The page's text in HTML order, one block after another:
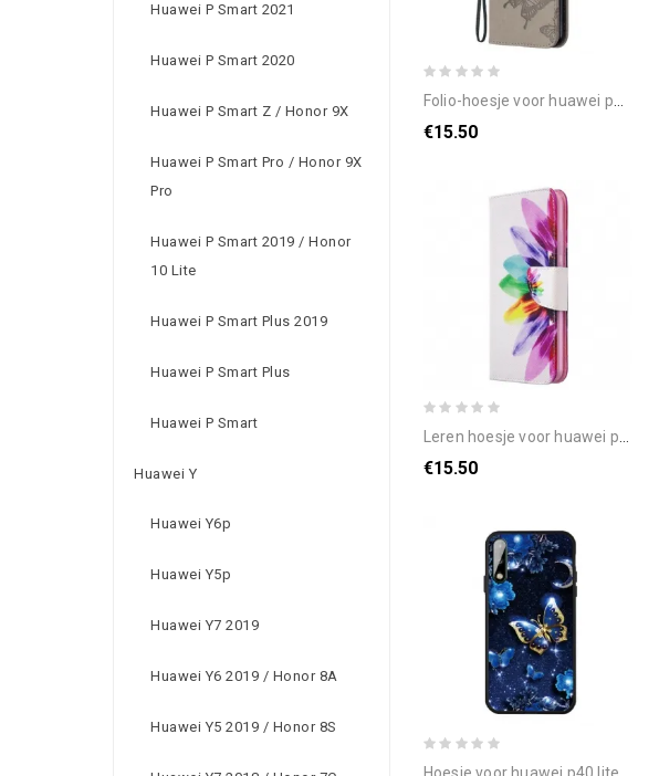
Huawei P Smart 2021
Huawei P Smart 2020
Huawei P Smart Z / Honor 9X
Huawei P Smart Pro / Honor 9X
Pro
Huawei P Smart 2019 / Honor
10 Lite
Huawei P Smart Plus 2019
Huawei P Smart Plus
Huawei P Smart
Huawei Y
Huawei Y6p
Huawei Y5p
Huawei Y7 2019
Huawei Y6 2019 / Honor 8A
Huawei Y5 2019 / Honor 8S
folio-hoesje voor huawei p40 lite e / huawei y7p flip case vlinders en schuine klep
€15.50
leren hoesje voor huawei p40 lite e / huawei y7p aquarel bloem
€15.50